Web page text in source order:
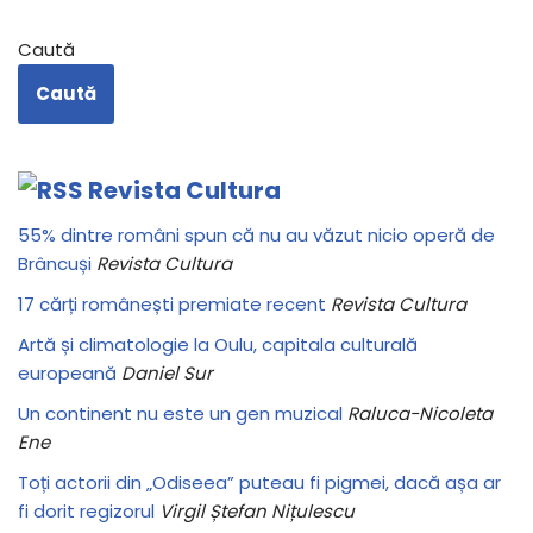
Caută
Caută
Revista Cultura
55% dintre români spun că nu au văzut nicio operă de
Brâncuși Revista Cultura
17 cărți românești premiate recent Revista Cultura
Artă și climatologie la Oulu, capitala culturală
europeană Daniel Sur
Un continent nu este un gen muzical Raluca-Nicoleta
Ene
Toți actorii din „Odiseea” puteau fi pigmei, dacă așa ar
fi dorit regizorul Virgil Ștefan Nițulescu